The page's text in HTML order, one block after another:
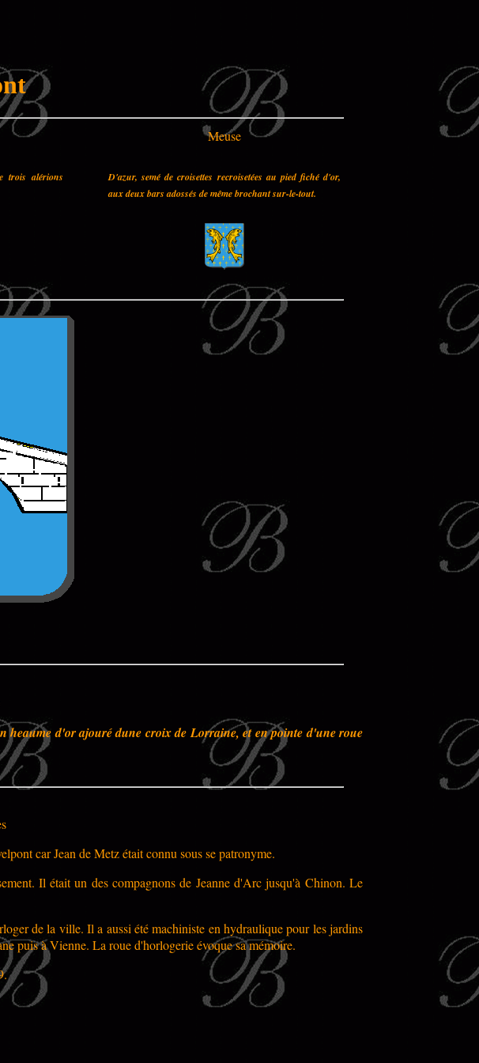
Meuse
trois alérions
D'azur, semé de croisettes recroisetées au pied fiché d'or,
aux deux bars adossés de même brochant sur-le-tout.
heaume d'or ajouré dune croix de Lorraine, et en pointe d'une roue
car Jean de Metz était connu sous se patronyme.
Il était un des compagnons de Jeanne d'Arc jusqu'à Chinon. Le
de la ville. Il a aussi été machiniste en hydraulique pour les jardins
puis à Vienne. La roue d'horlogerie évoque sa mémoire.